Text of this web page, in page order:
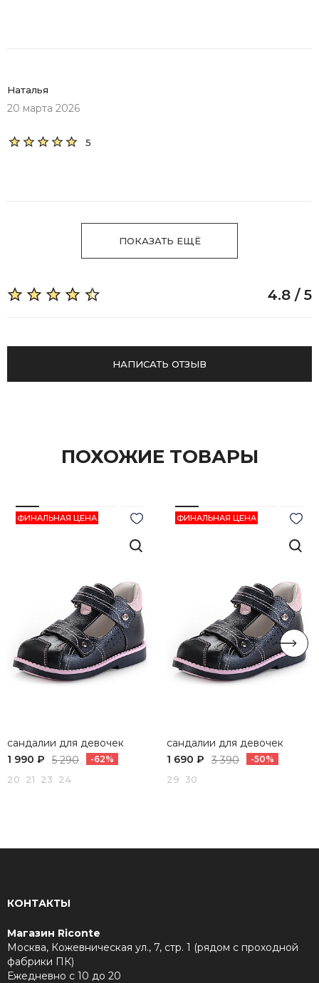
Наталья
20 марта 2026
5
ПОКАЗАТЬ ЕЩЁ
4.8 / 5
НАПИСАТЬ ОТЗЫВ
ПОХОЖИЕ ТОВАРЫ
ФИНАЛЬНАЯ ЦЕНА
сандалии для девочек
1 990 ₽
5 290 -62%
20 21 23 24
ФИНАЛЬНАЯ ЦЕНА
сандалии для девочек
1 690 ₽
3 390 -50%
29 30
КОНТАКТЫ
Магазин Riconte
Москва, Кожевническая ул., 7, стр. 1 (рядом с проходной
фабрики ПК)
Ежедневно с 10 до 20